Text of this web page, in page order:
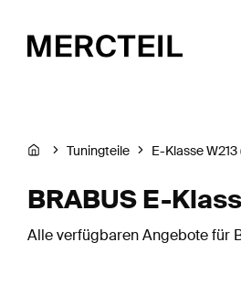
Tuningteile E-Klasse
BRABUS E-
Alle verfügbaren Angebote für